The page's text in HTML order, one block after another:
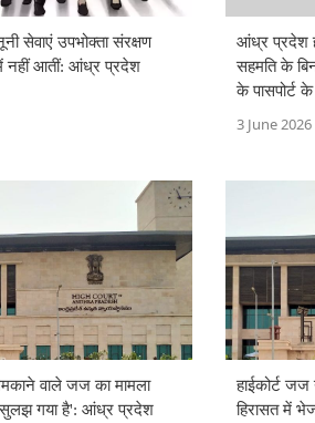
सेवाएं उपभोक्ता संरक्षण
नहीं आतीं: आंध्र प्रदेश
आंध्र प्रदेश
सहमति के
के पासपोर्ट
3 June 2026
वाले जज का मामला
सुलझ गया है': आंध्र प्रदेश
हाईकोर्ट
हिरासत में